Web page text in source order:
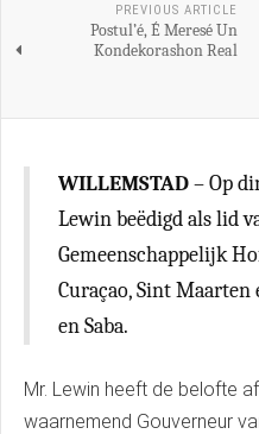
PREVIOUS ARTICLE
Postul’é, É Meresé Un
Kondekorashon Real
WILLEMSTAD– Op
Lewin beëdigd als lid
Gemeenschappelijk
Curaçao, Sint
en Saba.
Mr. Lewin heeft de belofte
waarnemend Gouverneur